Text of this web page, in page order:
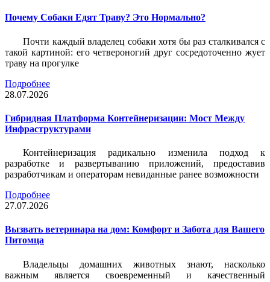
Почему Собаки Едят Траву? Это Нормально?
Почти каждый владелец собаки хотя бы раз сталкивался с
такой картиной: его четвероногий друг сосредоточенно жует
траву на прогулке
Подробнее
28.07.2026
Гибридная Платформа Контейнеризации: Мост Между
Инфраструктурами
Контейнеризация радикально изменила подход к
разработке и развертыванию приложений, предоставив
разработчикам и операторам невиданные ранее возможности
Подробнее
27.07.2026
Вызвать ветеринара на дом: Комфорт и Забота для Вашего
Питомца
Владельцы домашних животных знают, насколько
важным является своевременный и качественный